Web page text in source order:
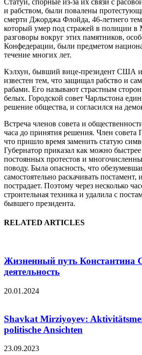
и рабством, были повалены
смерти Джорджа Флойда, 46-летнего
который умер под стражей в полиции в
разговоры вокруг этих памятников,
Конфедерации, были предметом
течение многих лет.
Кэлхун, бывший вице-президент США
известен тем, что защищал рабство и
рабами. Его называют страстным
белых. Городской совет Чарльстона
решение общества, и согласился на
Встреча членов совета и
часа до принятия решения. Член совета
что пришло время заменить статую
Губернатор приказал как можно быстрее
постоянных протестов и
поводу. Была опасность, что
самостоятельно раскачивать постамент,
пострадает. Поэтому через несколько
строительная техника и удалила с
бывшего президента.
RELATED ARTICLES
Жизненный путь Константина
деятельность
20.01.2024
Shavkat Mirziyoyev:
politische Ansichten
23.09.2023